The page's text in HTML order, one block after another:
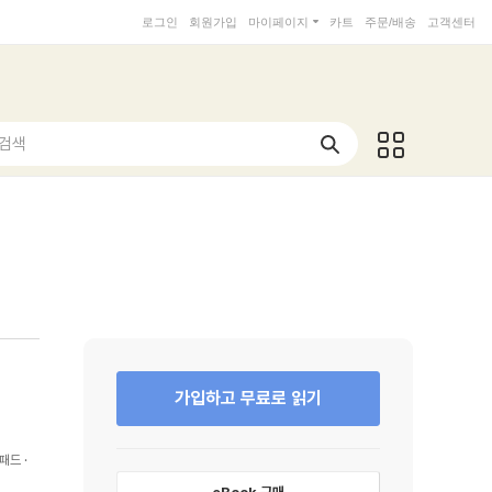
로그인 회원가입 마이페이지 카트 주문/배송 고객센터
색
드
가입하고 무료로 읽기